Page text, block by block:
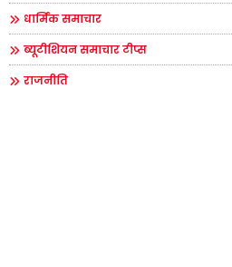
धार्मिक समाचार
ब्यूटीशियन समाचार टीप्स
राजनीति